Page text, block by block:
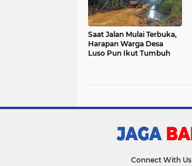
Saat Jalan Mulai Terbuka,
Harapan Warga Desa
Luso Pun Ikut Tumbuh
Connect With Us